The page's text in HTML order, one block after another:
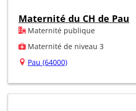
Maternité du CH de Pau
Maternité publique
Maternité de niveau 3
Pau (64000)